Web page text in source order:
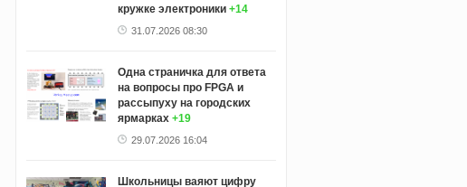
кружке электроники +14
31.07.2026 08:30
Одна страничка для ответа
на вопросы про FPGA и
рассыпуху на городских
ярмарках +19
29.07.2026 16:04
Школьницы ваяют цифру